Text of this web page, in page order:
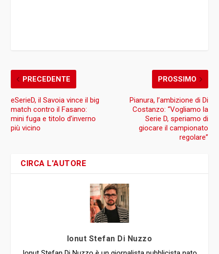
PRECEDENTE
eSerieD, il Savoia vince il big
match contro il Fasano:
mini fuga e titolo d’inverno
più vicino
PROSSIMO
Pianura, l’ambizione di Di
Costanzo: “Vogliamo la
Serie D, speriamo di
giocare il campionato
regolare”
CIRCA L'AUTORE
Ionut Stefan Di Nuzzo
Ionut Stefan Di Nuzzo è un giornalista pubblicista nato